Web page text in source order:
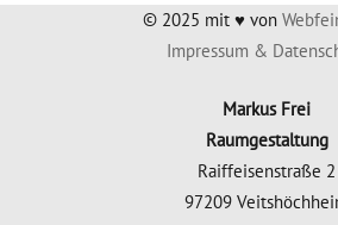
© 2025 mit ♥ von
Impres­sum &
Mar­kus Frei
Raumgestaltung
Raiff­ei­sen­stra­ße 2
97209